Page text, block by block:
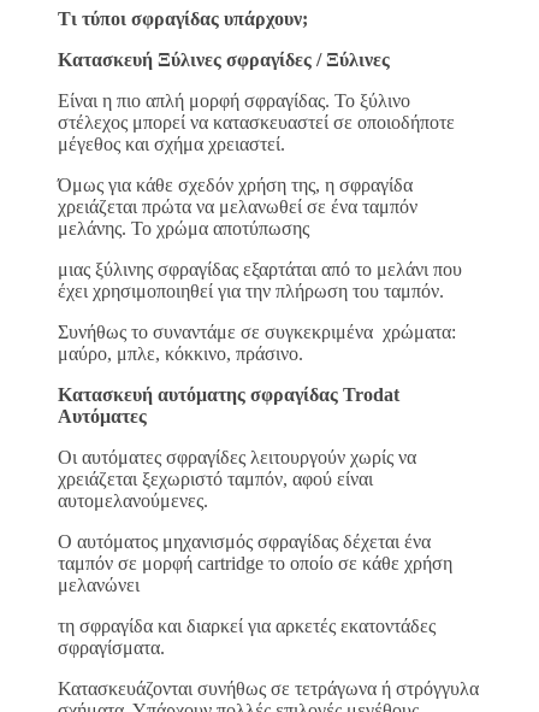
Τι τύποι σφραγίδας υπάρχουν;
Κατασκευή Ξύλινες σφραγίδες / Ξύλινες
Είναι η πιο απλή μορφή σφραγίδας. Το ξύλινο
στέλεχος μπορεί να κατασκευαστεί σε οποιοδήποτε
μέγεθος και σχήμα χρειαστεί.
Όμως για κάθε σχεδόν χρήση της, η σφραγίδα
χρειάζεται πρώτα να μελανωθεί σε ένα ταμπόν
μελάνης. Το χρώμα αποτύπωσης
μιας ξύλινης σφραγίδας εξαρτάται από το μελάνι που
έχει χρησιμοποιηθεί για την πλήρωση του ταμπόν.
Συνήθως το συναντάμε σε συγκεκριμένα χρώματα:
μαύρο, μπλε, κόκκινο, πράσινο.
Κατασκευή αυτόματης σφραγίδας Trodat
Αυτόματες
Οι αυτόματες σφραγίδες λειτουργούν χωρίς να
χρειάζεται ξεχωριστό ταμπόν, αφού είναι
αυτομελανούμενες.
Ο αυτόματος μηχανισμός σφραγίδας δέχεται ένα
ταμπόν σε μορφή cartridge το οποίο σε κάθε χρήση
μελανώνει
τη σφραγίδα και διαρκεί για αρκετές εκατοντάδες
σφραγίσματα.
Κατασκευάζονται συνήθως σε τετράγωνα ή στρόγγυλα